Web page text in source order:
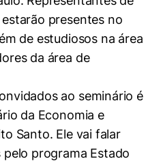
presentes no
de estudiosos na área
da área de
ao seminário é
da Economia e
Santo. Ele vai falar
programa Estado